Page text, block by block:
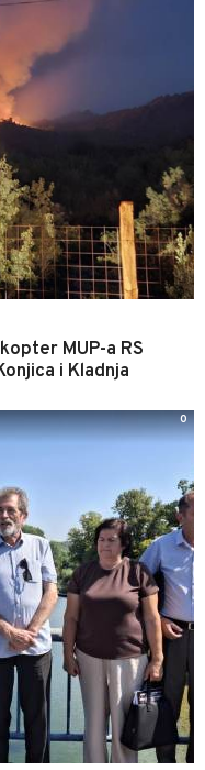
MUP-a RS
i Kladnja
0